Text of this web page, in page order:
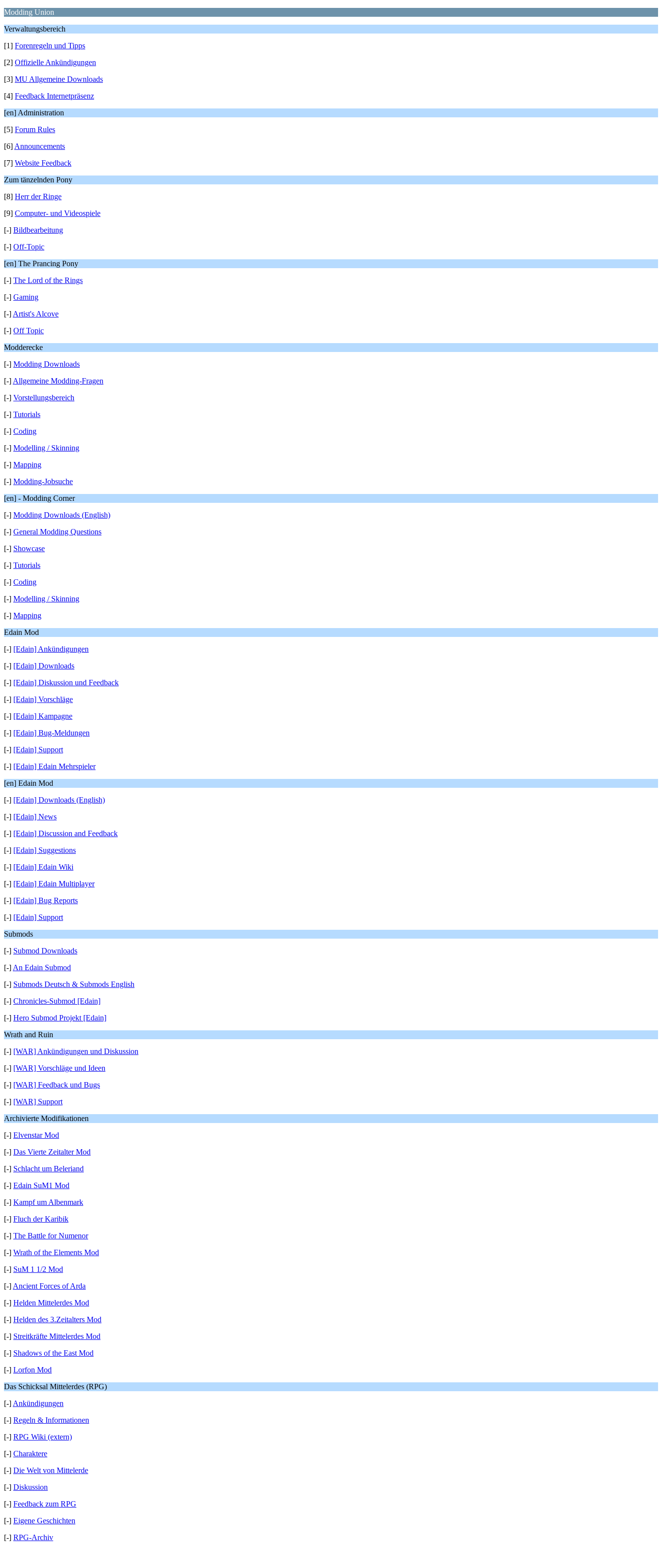
Modding Union
Verwaltungsbereich
[1] Forenregeln und Tipps
[2] Offizielle Ankündigungen
[3] MU Allgemeine Downloads
[4] Feedback Internetpräsenz
[en] Administration
[5] Forum Rules
[6] Announcements
[7] Website Feedback
Zum tänzelnden Pony
[8] Herr der Ringe
[9] Computer- und Videospiele
[-] Bildbearbeitung
[-] Off-Topic
[en] The Prancing Pony
[-] The Lord of the Rings
[-] Gaming
[-] Artist's Alcove
[-] Off Topic
Modderecke
[-] Modding Downloads
[-] Allgemeine Modding-Fragen
[-] Vorstellungsbereich
[-] Tutorials
[-] Coding
[-] Modelling / Skinning
[-] Mapping
[-] Modding-Jobsuche
[en] - Modding Corner
[-] Modding Downloads (English)
[-] General Modding Questions
[-] Showcase
[-] Tutorials
[-] Coding
[-] Modelling / Skinning
[-] Mapping
Edain Mod
[-] [Edain] Ankündigungen
[-] [Edain] Downloads
[-] [Edain] Diskussion und Feedback
[-] [Edain] Vorschläge
[-] [Edain] Kampagne
[-] [Edain] Bug-Meldungen
[-] [Edain] Support
[-] [Edain] Edain Mehrspieler
[en] Edain Mod
[-] [Edain] Downloads (English)
[-] [Edain] News
[-] [Edain] Discussion and Feedback
[-] [Edain] Suggestions
[-] [Edain] Edain Wiki
[-] [Edain] Edain Multiplayer
[-] [Edain] Bug Reports
[-] [Edain] Support
Submods
[-] Submod Downloads
[-] An Edain Submod
[-] Submods Deutsch & Submods English
[-] Chronicles-Submod [Edain]
[-] Hero Submod Projekt [Edain]
Wrath and Ruin
[-] [WAR] Ankündigungen und Diskussion
[-] [WAR] Vorschläge und Ideen
[-] [WAR] Feedback und Bugs
[-] [WAR] Support
Archivierte Modifikationen
[-] Elvenstar Mod
[-] Das Vierte Zeitalter Mod
[-] Schlacht um Beleriand
[-] Edain SuM1 Mod
[-] Kampf um Albenmark
[-] Fluch der Karibik
[-] The Battle for Numenor
[-] Wrath of the Elements Mod
[-] SuM 1 1/2 Mod
[-] Ancient Forces of Arda
[-] Helden Mittelerdes Mod
[-] Helden des 3.Zeitalters Mod
[-] Streitkräfte Mittelerdes Mod
[-] Shadows of the East Mod
[-] Lorfon Mod
Das Schicksal Mittelerdes (RPG)
[-] Ankündigungen
[-] Regeln & Informationen
[-] RPG Wiki (extern)
[-] Charaktere
[-] Die Welt von Mittelerde
[-] Diskussion
[-] Feedback zum RPG
[-] Eigene Geschichten
[-] RPG-Archiv